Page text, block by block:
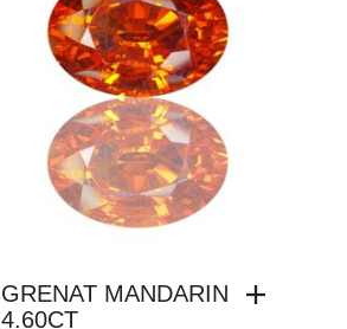
GRENAT MANDARIN
4.60CT